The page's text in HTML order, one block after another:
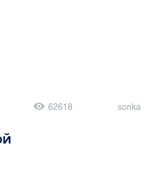
62618 sonka